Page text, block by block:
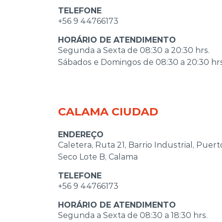
TELEFONE
+56 9 44766173
HORÁRIO DE ATENDIMENTO
Segunda a Sexta de 08:30 a 20:30 hrs.
Sábados e Domingos de 08:30 a 20:30
CALAMA CIUDAD
ENDEREÇO
Caletera, Ruta 21, Barrio Industrial,
Seco Lote B, Calama
TELEFONE
+56 9 44766173
HORÁRIO DE ATENDIMENTO
Segunda a Sexta de 08:30 a 18:30 hrs.